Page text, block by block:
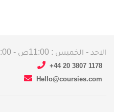
الاحد - الخميس : 11:00ص - 8:00م | السبت : 12:00م - 4:00 م
+44 20 3807 1178
Hello@coursies.com